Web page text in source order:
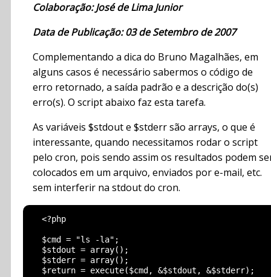
Colaboração: José de Lima Junior
Data de Publicação: 03 de Setembro de 2007
Complementando a dica do Bruno Magalhães, em
alguns casos é necessário sabermos o código de
erro retornado, a saída padrão e a descrição do(s)
erro(s). O script abaixo faz esta tarefa.
As variáveis $stdout e $stderr são arrays, o que é
interessante, quando necessitamos rodar o script
pelo cron, pois sendo assim os resultados podem
colocados em um arquivo, enviados por e-mail, etc.
sem interferir na stdout do cron.
  <?php
  $cmd = "ls -la";
  $stdout = array();
  $stderr = array();
  $return = execute($cmd, &$stdout, &$stderr);